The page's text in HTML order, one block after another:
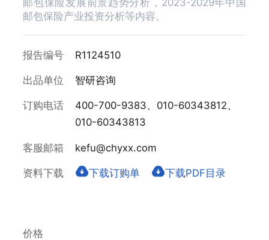
邮包保险产业投资分析等内容。
报告编号 R1124510
出品单位 智研咨询
订购电话
400-700-9383、010-60343812、
010-60343813
客服邮箱 kefu@chyxx.com
资料下载 下载订购单 下载PDF目录
价格